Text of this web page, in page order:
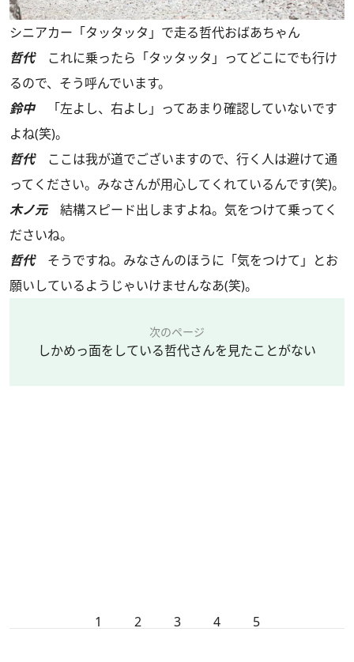
シニアカー「タッタッタ」で走る哲代おばあちゃん
哲代これに乗ったら「タッタッタ」ってどこにでも行け
るので、そう呼んでいます。
鈴中「左よし、右よし」ってあまり確認していないです
よね(笑)。
哲代ここは我が道でございますので、行く人は避けて通
ってください。みなさんが用心してくれているんです(笑)。
木ノ元結構スピード出しますよね。気をつけて乗ってく
ださいね。
哲代そうですね。みなさんのほうに「気をつけて」とお
願いしているようじゃいけませんなあ(笑)。
次のページ
しかめっ面をしている哲代さんを見たことがない
1 2 3 4 5